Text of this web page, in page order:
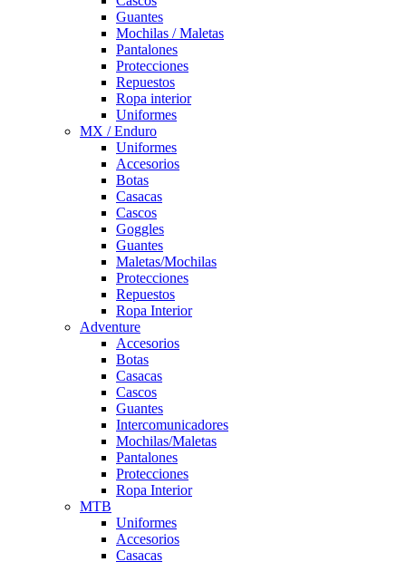
Guantes
Mochilas / Maletas
Pantalones
Protecciones
Repuestos
Ropa interior
Uniformes
MX / Enduro
Uniformes
Accesorios
Botas
Casacas
Cascos
Goggles
Guantes
Maletas/Mochilas
Protecciones
Repuestos
Ropa Interior
Adventure
Accesorios
Botas
Casacas
Cascos
Guantes
Intercomunicadores
Mochilas/Maletas
Pantalones
Protecciones
Ropa Interior
MTB
Uniformes
Accesorios
Casacas